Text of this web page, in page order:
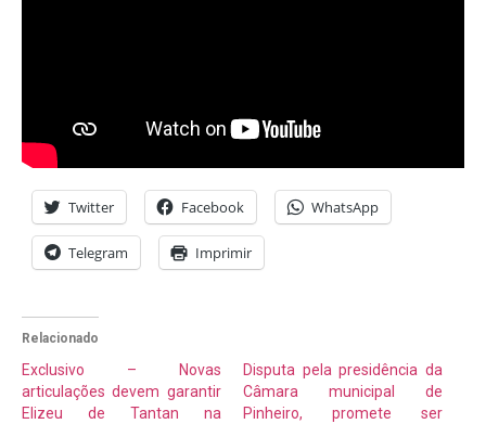
Twitter Facebook WhatsApp
Telegram Imprimir
Relacionado
Exclusivo – Novas
articulações devem garantir
Elizeu de Tantan na
Disputa pela presidência da
Câmara municipal de
Pinheiro, promete ser